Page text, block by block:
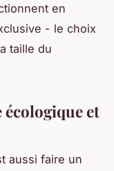
en
- le choix
taille du
et
aussi faire un